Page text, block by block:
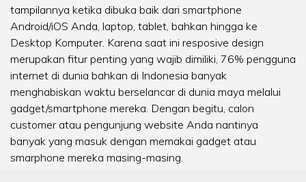
tampilannya ketika dibuka baik dari smartphone
Android/iOS Anda, laptop, tablet, bahkan hingga ke
Desktop Komputer. Karena saat ini resposive design
merupakan fitur penting yang wajib dimiliki, 76% pengguna
internet di dunia bahkan di Indonesia banyak
menghabiskan waktu berselancar di dunia maya melalui
gadget/smartphone mereka. Dengan begitu, calon
customer atau pengunjung website Anda nantinya
banyak yang masuk dengan memakai gadget atau
smarphone mereka masing-masing.